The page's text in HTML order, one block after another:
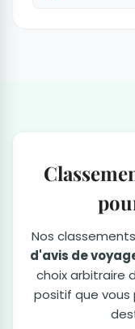
Nos
d'avis de
choix arbitraire
positif que vous